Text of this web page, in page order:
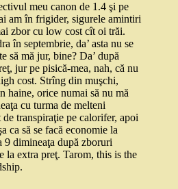
meu canon de 1.4 şi pe
am în frigider, sigurele amintiri
zbor cu low cost cît oi trăi.
în septembrie, da’ asta nu se
să mă jur, bine? Da’ după
jur pe pisică-mea, nah, că nu
cost. Strîng din muşchi,
haine, orice numai să nu mă
cu turma de melteni
transpiraţie pe calorifer, apoi
ca să se facă economie la
9 dimineaţa după zboruri
la extra preţ. Tarom, this is the